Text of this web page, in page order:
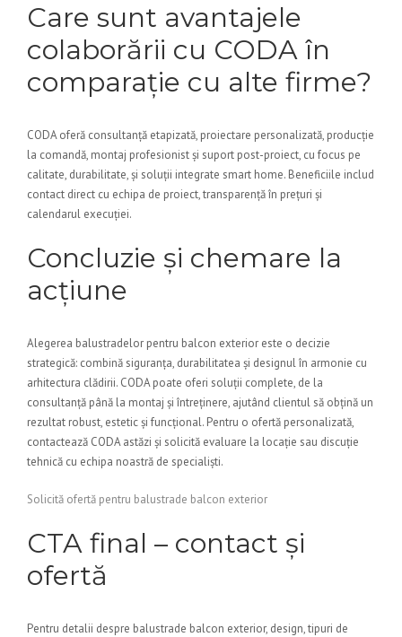
Care sunt avantajele
colaborării cu CODA în
comparație cu alte firme?
CODA oferă consultanță etapizată, proiectare personalizată, producție
la comandă, montaj profesionist și suport post-proiect, cu focus pe
calitate, durabilitate, și soluții integrate smart home. Beneficiile includ
contact direct cu echipa de proiect, transparență în prețuri și
calendarul execuției.
Concluzie și chemare la
acțiune
Alegerea balustradelor pentru balcon exterior este o decizie
strategică: combină siguranța, durabilitatea și designul în armonie cu
arhitectura clădirii. CODA poate oferi soluții complete, de la
consultanță până la montaj și întreținere, ajutând clientul să obțină un
rezultat robust, estetic și funcțional. Pentru o ofertă personalizată,
contactează CODA astăzi și solicită evaluare la locație sau discuție
tehnică cu echipa noastră de specialiști.
Solicită ofertă pentru balustrade balcon exterior
CTA final – contact și
ofertă
Pentru detalii despre balustrade balcon exterior, design, tipuri de